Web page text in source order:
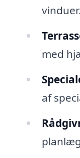
vinduer.
med
af